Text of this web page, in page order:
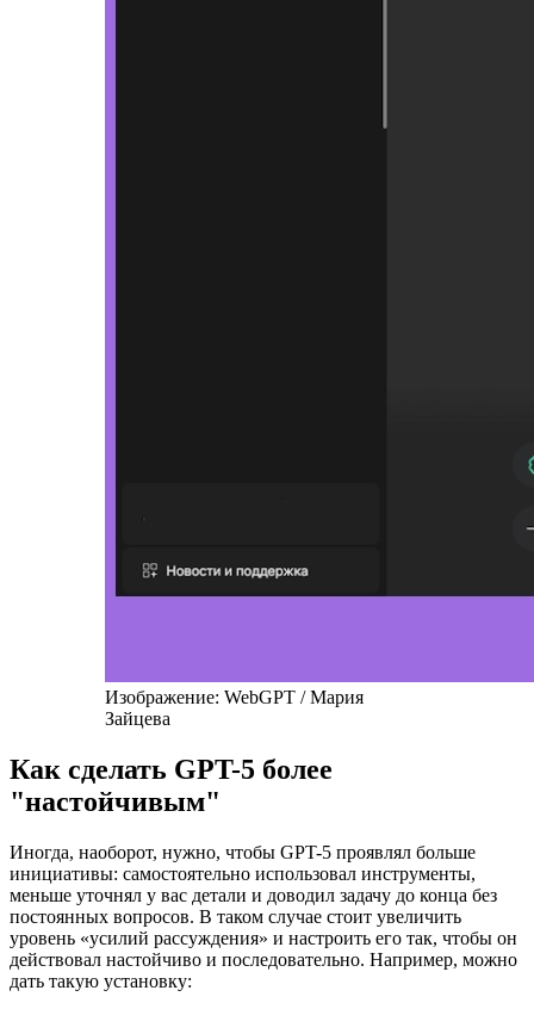
Изображение: WebGPT / Мария
Зайцева
Как сделать GPT-5 более
"настойчивым"
Иногда, наоборот, нужно, чтобы GPT-5 проявлял больше
инициативы: самостоятельно использовал инструменты,
меньше уточнял у вас детали и доводил задачу до конца без
постоянных вопросов. В таком случае стоит увеличить
уровень «усилий рассуждения» и настроить его так, чтобы он
действовал настойчиво и последовательно. Например, можно
дать такую установку: